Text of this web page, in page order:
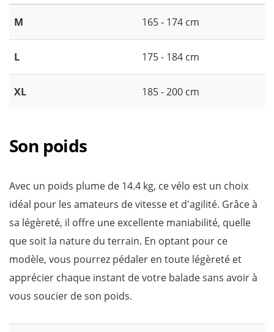
M 165 - 174 cm
L 175 - 184 cm
XL 185 - 200 cm
Son poids
Avec un poids plume de 14.4 kg, ce vélo est un choix
idéal pour les amateurs de vitesse et d'agilité. Grâce à
sa légèreté, il offre une excellente maniabilité, quelle
que soit la nature du terrain. En optant pour ce
modèle, vous pourrez pédaler en toute légèreté et
apprécier chaque instant de votre balade sans avoir à
vous soucier de son poids.